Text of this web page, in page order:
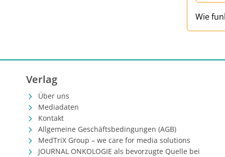
Wie
Verlag
Über uns
Mediadaten
Kontakt
Allgemeine Geschäftsbedingungen (AGB)
MedTriX Group – we care for media solutions
JOURNAL ONKOLOGIE als bevorzugte Quelle bei